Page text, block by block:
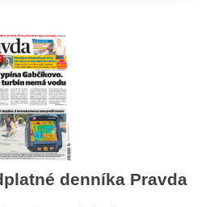
denníka Pravda